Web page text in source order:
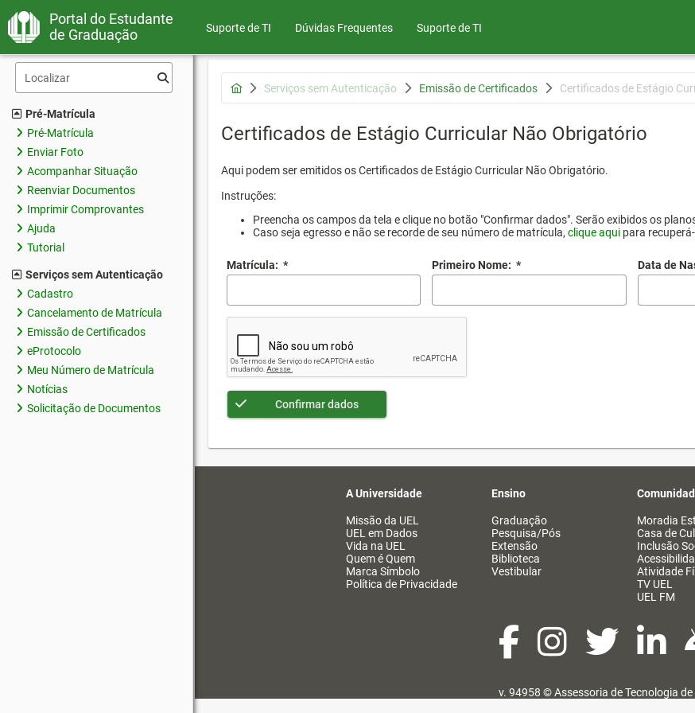
Portal do Estudante
de Graduação
Suporte de TI Dúvidas Frequentes Suporte de TI
Pré-Matrícula
Pré-Matrícula
Enviar Foto
Acompanhar Situação
Reenviar Documentos
Imprimir Comprovantes
Ajuda
Tutorial
Serviços sem Autenticação
Cadastro
Cancelamento de Matrícula
Emissão de Certificados
eProtocolo
Meu Número de Matrícula
Notícias
Solicitação de Documentos
Serviços sem Autenticação Emissão de Certificados Certificados de Estágio
Certificados de Estágio Curricular Não Obrigatório
Aqui podem ser emitidos os Certificados de Estágio Curricular Não Obrigatório.
Instruções:
Preencha os campos da tela e clique no botão "Confirmar dados". Serão exibidos os
Caso seja egresso e não se recorde de seu número de matrícula, clique aqui para
Matrícula: * Primeiro Nome: * Data de
Confirmar dados
A Universidade
Missão da UEL
UEL em Dados
Vida na UEL
Quem é Quem
Marca Símbolo
Política de Privacidade
Ensino
Graduação
Pesquisa/Pós
Extensão
Biblioteca
Vestibular
Moradia
Casa de
Inclusão
Atividade
TV UEL
UEL FM
v. 94958 ©Assessoria de Tecnologia